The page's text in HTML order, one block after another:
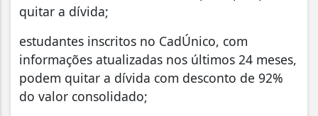
quitar a dívida;
estudantes inscritos no CadÚnico, com
informações atualizadas nos últimos 24 meses,
podem quitar a dívida com desconto de 92%
do valor consolidado;